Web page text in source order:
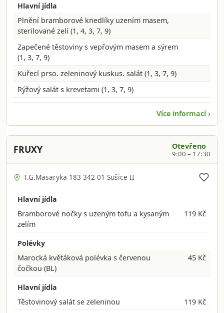
Hlavní jídla
Plnění bramborové knedlíky uzením masem,
sterilované zelí(1, 4, 3, 7, 9)
Zapečené těstoviny s vepřovým masem a sýrem
(1, 3, 7, 9)
Kuřecí prso. zeleninový kuskus. salát(1, 3, 7, 9)
Rýžový salát s krevetami(1, 3, 7, 9)
Více informací ›
FRUXY Otevřeno
9:00 – 17:30
T.G.Masaryka 183 342 01 Sušice II
Hlavní jídla
Bramborové nočky s uzeným tofu a kysaným
zelím
119 Kč
Polévky
Marocká květáková polévka s červenou
čočkou (BL)
45 Kč
Hlavní jídla
Těstovinový salát se zeleninou
119 Kč